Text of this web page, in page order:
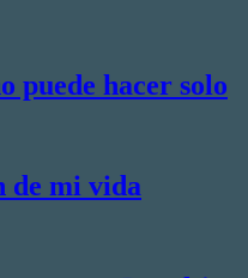
puede hacer solo
de mi vida